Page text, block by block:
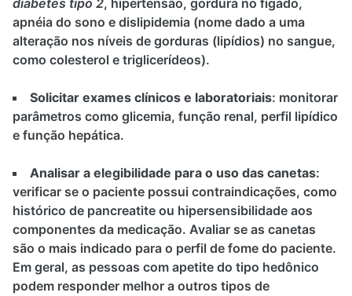
diabetes tipo 2, hipertensão, gordura no fígado,
apnéia do sono e dislipidemia (nome dado a uma
alteração nos níveis de gorduras (lipídios) no sangue,
como colesterol e triglicerídeos).
Solicitar exames clínicos e laboratoriais: monitorar
parâmetros como glicemia, função renal, perfil lipídico
e função hepática.
Analisar a elegibilidade para o uso das canetas:
verificar se o paciente possui contraindicações, como
histórico de pancreatite ou hipersensibilidade aos
componentes da medicação. Avaliar se as canetas
são o mais indicado para o perfil de fome do paciente.
Em geral, as pessoas com apetite do tipo hedônico
podem responder melhor a outros tipos de